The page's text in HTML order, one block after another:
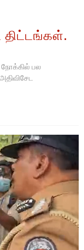
திட்டங்கள்.
பல